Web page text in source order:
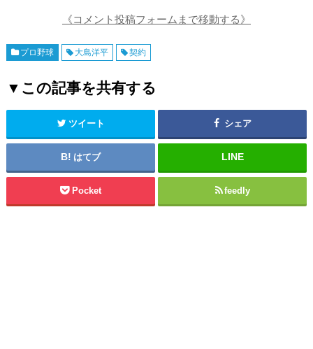
《コメント投稿フォームまで移動する》
プロ野球 大島洋平 契約
▼この記事を共有する
ツイート シェア
はてブ
Pocket feedly